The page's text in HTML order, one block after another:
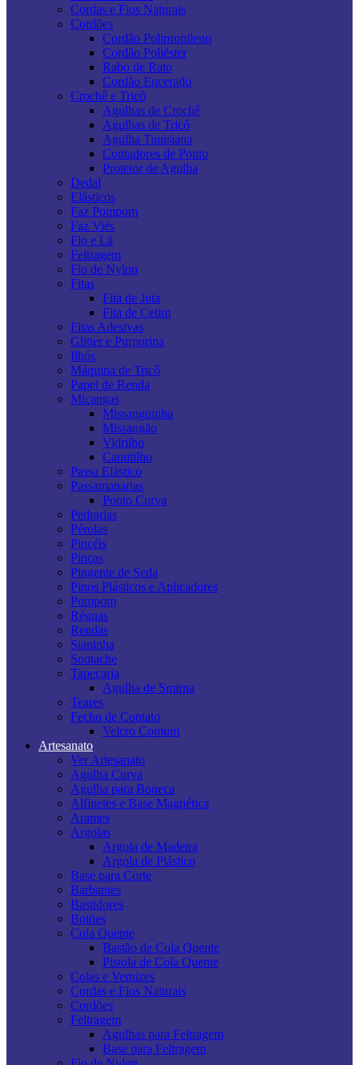
Cordas e Fios Naturais
Cordões
Cordão Polipropileno
Cordão Poliéster
Rabo de Rato
Cordão Encerado
Crochê e Tricô
Agulhas de Crochê
Agulhas de Tricô
Agulha Tunisiana
Contadores de Ponto
Protetor de Agulha
Dedal
Elásticos
Faz Pompom
Faz Viés
Fio e Lã
Feltragem
Fio de Nylon
Fitas
Fita de Juta
Fita de Cetim
Fitas Adesivas
Glitter e Purpurina
Ilhós
Máquina de Tricô
Papel de Renda
Miçangas
Missanguinha
Missangão
Vidrilho
Canutilho
Passa Elástico
Passamanarias
Ponto Curva
Pedrarias
Pérolas
Pincéis
Pinças
Pingente de Seda
Pinos Plásticos e Aplicadores
Pompom
Réguas
Rendas
Sianinha
Soutache
Tapeçaria
Agulha de Smirna
Teares
Fecho de Contato
Velcro Comum
Artesanato
Ver Artesanato
Agulha Curva
Agulha para Boneca
Alfinetes e Base Magnética
Arames
Argolas
Argola de Madeira
Argola de Plástico
Base para Corte
Barbantes
Bastidores
Botões
Cola Quente
Bastão de Cola Quente
Pistola de Cola Quente
Colas e Vernizes
Cordas e Fios Naturais
Cordões
Feltragem
Agulhas para Feltragem
Base para Feltragem